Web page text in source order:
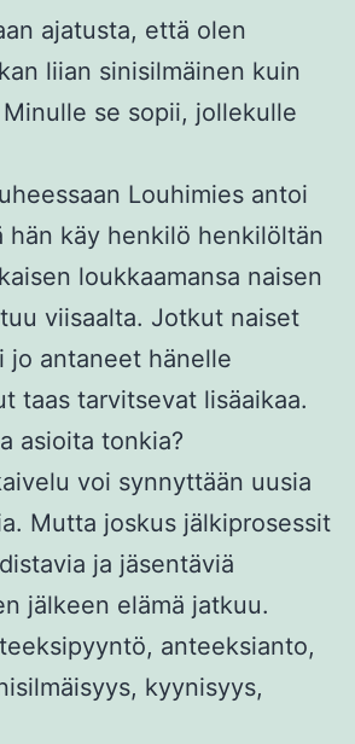
ajatusta, että olen
liian sinisilmäinen kuin
se sopii, jollekulle
Louhimies antoi
hän käy henkilö henkilöltän
loukkaamansa naisen
viisaalta. Jotkut naiset
jo antaneet hänelle
taas tarvitsevat lisäaikaa.
asioita tonkia?
voi synnyttään uusia
Mutta joskus jälkiprosessit
ja jäsentäviä
jälkeen elämä jatkuu.
anteeksianto,
kyynisyys,